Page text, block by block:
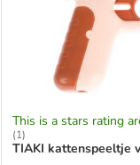
This is a stars rating
(1)
TIAKI kattenspeeltje